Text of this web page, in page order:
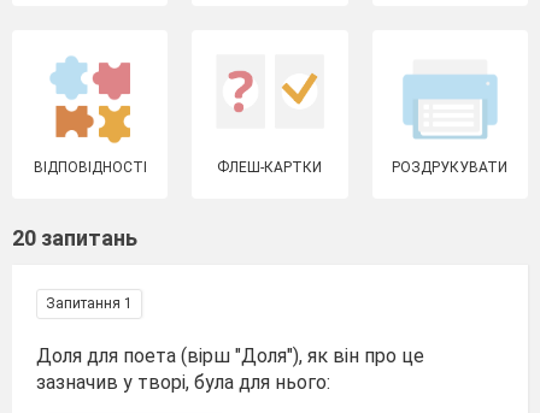
ВІДПОВІДНОСТІ ФЛЕШ-КАРТКИ РОЗДРУКУВАТИ
20 запитань
Запитання 1
Доля для поета (вірш "Доля"), як він про це
зазначив у творі, була для нього: